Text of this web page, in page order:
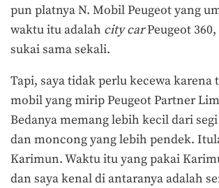
pun platnya N. Mobil Peugeot yang
waktu itu adalah city carPeugeot
sukai sama sekali.
Tapi, saya tidak perlu kecewa karena
mobil yang mirip Peugeot Partner
Bedanya memang lebih kecil dari
dan moncong yang lebih pendek.
Karimun. Waktu itu yang pakai
dan saya kenal di antaranya adalah